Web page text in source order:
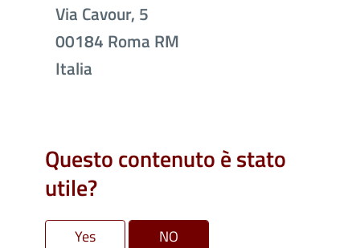
Via Cavour, 5
00184 Roma RM
Italia
Questo contenuto è stato
utile?